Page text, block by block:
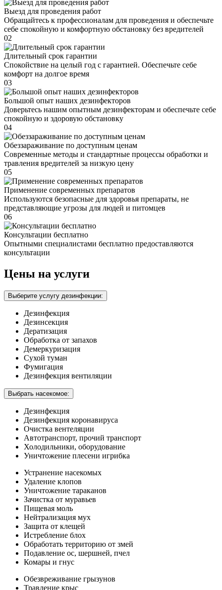
Выезд для проведения работ
Обращайтесь к профессионалам для проведения и обеспечьте
себе спокойную и комфортную обстановку без вредителей
02
Длительный срок гарантии
Спокойствие на целый год с гарантией. Обеспечьте себе
комфорт на долгое время
03
Большой опыт наших дезинфекторов
Доверьтесь нашим опытным дезинфекторам и обеспечьте себе
спокойную и здоровую обстановку
04
Обеззараживание по доступным ценам
Современные методы и стандартные процессы обработки и
травления вредителей за низкую цену
05
Применение современных препаратов
Используются безопасные для здоровья препараты, не
представляющие угрозы для людей и питомцев
06
Консультации бесплатно
Опытными специалистами бесплатно предоставляются
консультации
Цены на услуги
Выберите услугу дезинфекции:
Дезинфекция
Дезинсекция
Дератизация
Обработка от запахов
Демеркуризация
Сухой туман
Фумигация
Дезинфекция вентиляции
Выбрать насекомое:
Дезинфекция
Дезинфекция коронавируса
Очистка вентеляции
Автотранспорт, прочий транспорт
Холодильники, оборудование
Уничтожение плесени игрибка
Устранение насекомых
Удаление клопов
Уничтожение тараканов
Зачистка от муравьев
Пищевая моль
Нейтрализация мух
Защита от клещей
Истребление блох
Обработать территорию от змей
Подавление ос, шершней, пчел
Комары и гнус
Обезвреживание грызунов
Травление крыс